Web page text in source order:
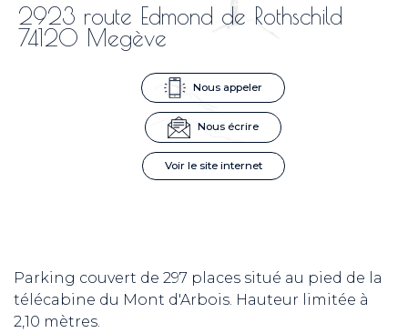
2923 route Edmond de Rothschild
74120 Megève
Nous appeler
Nous écrire
Voir le site internet
Parking couvert de 297 places situé au pied de la
télécabine du Mont d'Arbois. Hauteur limitée à
2,10 mètres.